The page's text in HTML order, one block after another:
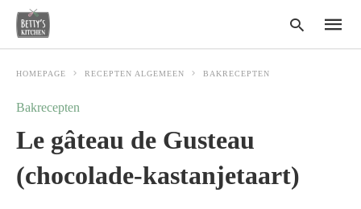
HOMEPAGE RECEPTEN ALGEMEEN BAKRECEPTEN
Bakrecepten
Le gâteau de Gusteau
(chocolade-kastanjetaart)